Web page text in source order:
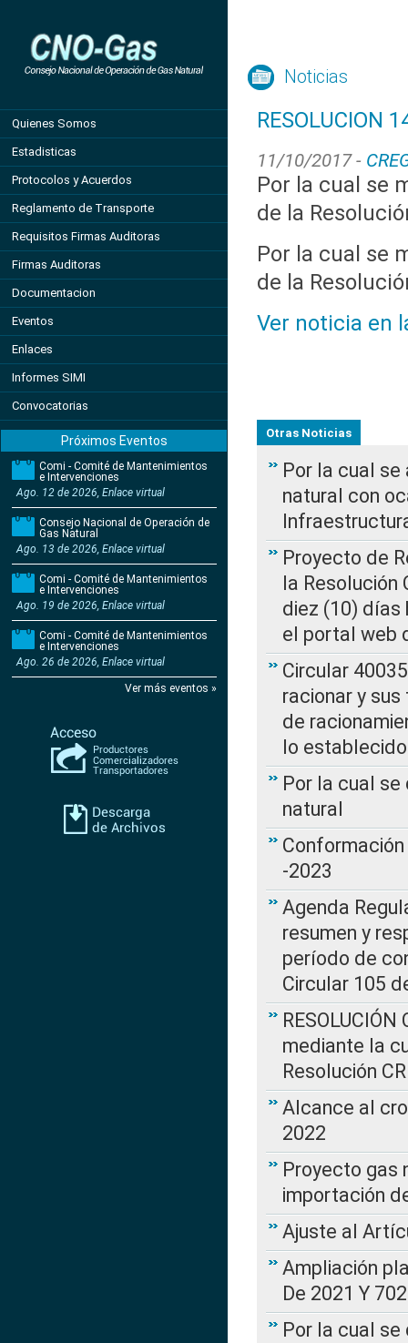
Quienes Somos
Estadisticas
Protocolos y Acuerdos
Reglamento de Transporte
Requisitos Firmas Auditoras
Firmas Auditoras
Documentacion
Eventos
Enlaces
Informes SIMI
Convocatorias
Próximos Eventos
Comi - Comité de Mantenimientos
e Intervenciones
Ago. 12 de 2026, Enlace virtual
Consejo Nacional de Operación de
Gas Natural
Ago. 13 de 2026, Enlace virtual
Comi - Comité de Mantenimientos
e Intervenciones
Ago. 19 de 2026, Enlace virtual
Comi - Comité de Mantenimientos
e Intervenciones
Ago. 26 de 2026, Enlace virtual
Ver más eventos »
Noticias
RESOLUCION
11/10/2017 -
Por la cual se
de la
Por la cual se
de la
Ver noticia en
Otras Noticias
Por la cual
natural con
Proyecto de
la Resolución
diez (10) días
el portal web
Circular
racionar y
de
lo
Por la cual
natural
-2023
Agenda
resumen y
período de
Circular 105
mediante la
Resolución
Alcance al
2022
Proyecto gas
importación
Ajuste al
Ampliación
De 2021 Y
Por la cual